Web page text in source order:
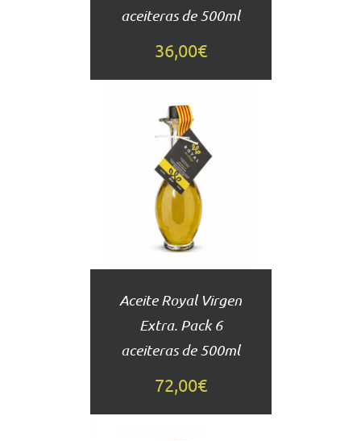
aceiteras de 500ml
36,00€
AÑADIR
AL
CARRITO
DETALLES
Aceite Royal Virgen
Extra. Pack 6
aceiteras de 500ml
72,00€